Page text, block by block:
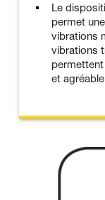
Le
permet
vibrations
vibrations
et